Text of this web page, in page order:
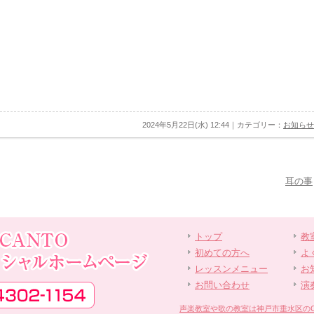
2024年5月22日(水) 12:44｜カテゴリー： お知らせ
耳の事
トップ
初めての方へ
レッスンメニュー
お問い合わせ
教
よ
お
演
声楽教室や歌の教室は神戸市垂水区